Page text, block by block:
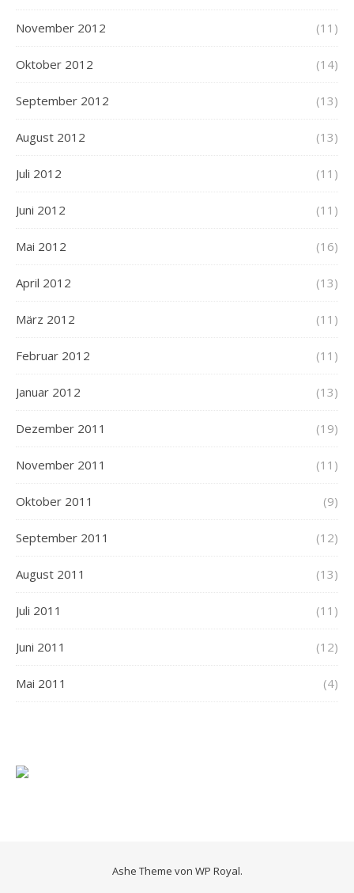
November 2012 (11)
Oktober 2012 (14)
September 2012 (13)
August 2012 (13)
Juli 2012 (11)
Juni 2012 (11)
Mai 2012 (16)
April 2012 (13)
März 2012 (11)
Februar 2012 (11)
Januar 2012 (13)
Dezember 2011 (19)
November 2011 (11)
Oktober 2011 (9)
September 2011 (12)
August 2011 (13)
Juli 2011 (11)
Juni 2011 (12)
Mai 2011 (4)
Ashe Theme von WP Royal.